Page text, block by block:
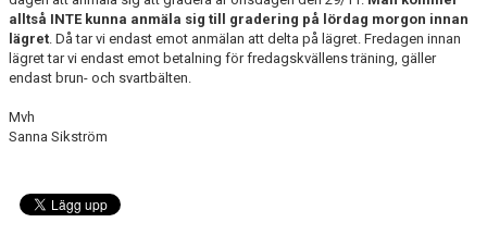
alltså INTE kunna anmäla sig till gradering på lördag morgon innan
lägret. Då tar vi endast emot anmälan att delta på lägret. Fredagen innan
lägret tar vi endast emot betalning för fredagskvällens träning, gäller
endast brun- och svartbälten.
Mvh
Sanna Sikström